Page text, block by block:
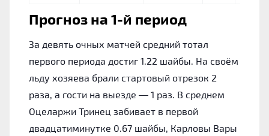
Прогноз на 1-й период
За девять очных матчей средний тотал
первого периода достиг 1.22 шайбы. На своём
льду хозяева брали стартовый отрезок 2
раза, а гости на выезде — 1 раз. В среднем
Оцеларжи Тринец забивает в первой
двадцатиминутке 0.67 шайбы, Карловы Вары